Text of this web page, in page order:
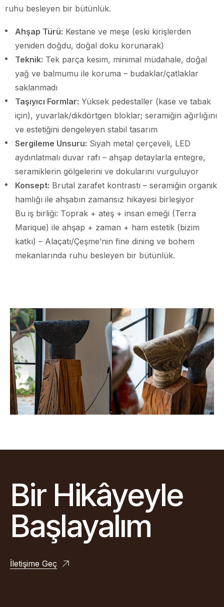
ruhu besleyen bir bütünlük.
Ahşap Türü: Kestane ve meşe (eski kirişlerden
yeniden doğdu, doğal doku korunarak)
Teknik: Tek parça kesim, minimal müdahale, doğal
yağ ve balmumu ile koruma – budaklar/çatlaklar
saklanmadı
Taşıyıcı Formlar: Yüksek pedestaller (kase ve tabak
için), yuvarlak/dikdörtgen bloklar; seramiğin ağırlığını
ve estetiğini dengeleyen stabil tasarım
Sergileme Unsuru: Siyah metal çerçeveli, LED
aydınlatmalı duvar rafı – ahşap detaylarla entegre,
seramiklerin gölgelerini ve dokularını vurguluyor
Konsept: Brutal zarafet kontrastı – seramiğin organik
hamlığı ile ahşabın zamansız hikayesi birleşiyor
Bu iş birliği: Toprak + ateş + insan emeği (Terra
Marique) ile ahşap + zaman + ham estetik (bizim
katkı) – Alaçatı/Çeşme’nin fine dining ve bohem
mekanlarında ruhu besleyen bir bütünlük.
Bir Hikâyeyle
Başlayalım
İletişime Geç